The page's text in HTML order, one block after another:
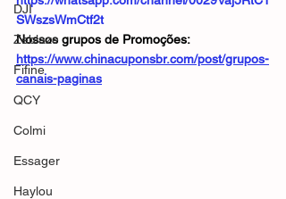
DJI
Zeblaze
Fifine
QCY
Colmi
Essager
Haylou
SWszsWmCtf2t
Nossos grupos de Promoções:
https://www.chinacuponsbr.com/post/grupos-
canais-paginas